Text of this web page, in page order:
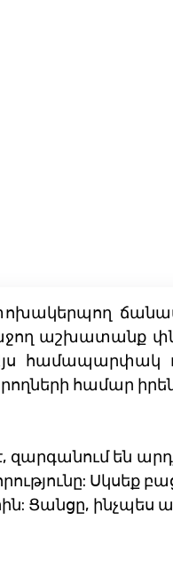
աշխատանք
համապարփակ
համար իրենց
են
Սկսեք
Ցանցը, ինչպես